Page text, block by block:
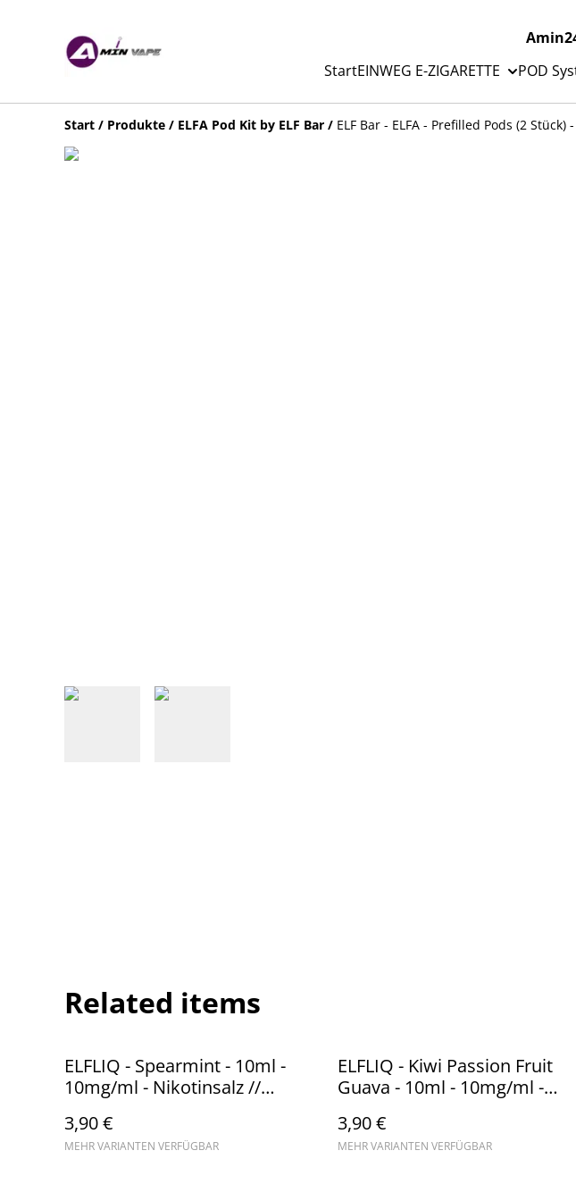
StartEINWEG E-ZIGARETTE POD
Start / Produkte / ELFA Pod Kit by ELF Bar / ELF Bar - ELFA - Prefilled Pods (2
Related items
ELFLIQ - Spearmint - 10ml -
10mg/ml - Nikotinsalz //
3,90 €
MEHR VARIANTEN VERFÜGBAR
ELFLIQ - Kiwi Passion Fruit
Guava - 10ml - 10mg/ml -
3,90 €
MEHR VARIANTEN VERFÜGBAR